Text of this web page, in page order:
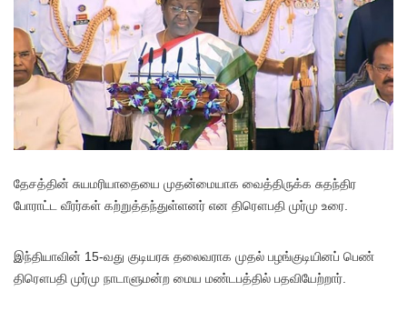
தேசத்தின் சுயமரியாதையை முதன்மையாக வைத்திருக்க சுதந்திர
போராட்ட வீரர்கள் கற்றுத்தந்துள்ளனர் என திரௌபதி முர்மு உரை.
இந்தியாவின் 15-வது குடியரசு தலைவராக முதல் பழங்குடியினப் பெண்
திரௌபதி முர்மு நாடாளுமன்ற மைய மண்டபத்தில் பதவியேற்றார்.